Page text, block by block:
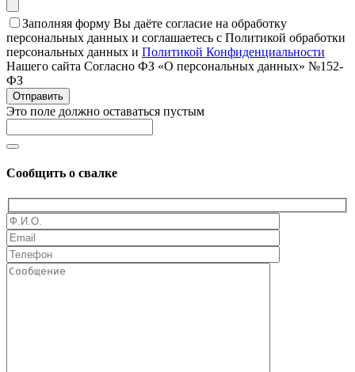
Заполняя форму Вы даёте согласие на обработку
персональных данных и соглашаетесь с Политикой обработки
персональных данных и Политикой Конфиденциальности
Нашего сайта Согласно ФЗ «О персональных данных» №152-
ФЗ
Отправить
Это поле должно оставаться пустым
Сообщить о свалке